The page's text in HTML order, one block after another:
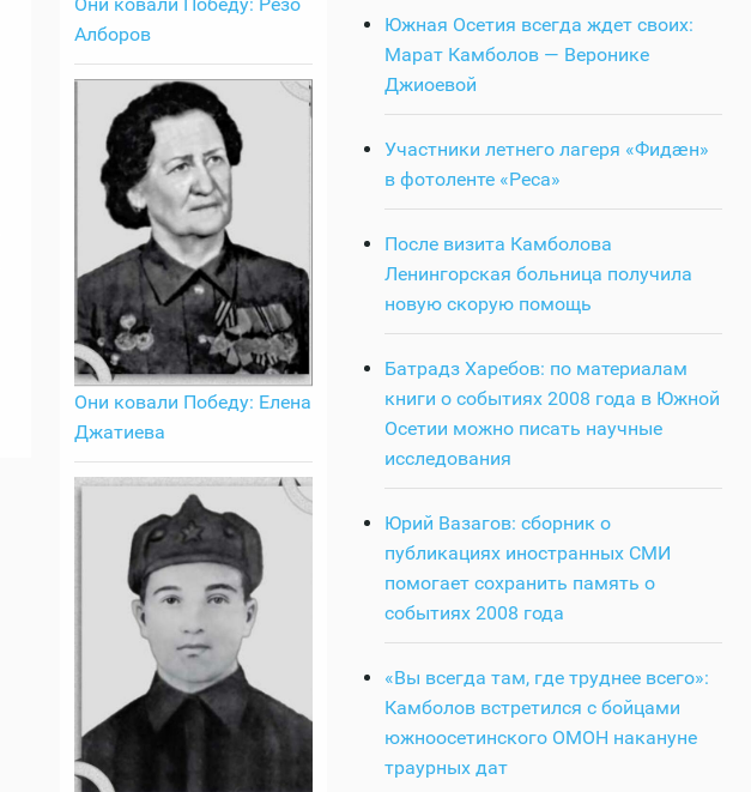
Алборов
Они ковали Победу: Елена
Джатиева
Южная Осетия всегда ждет своих:
Марат Камболов — Веронике
Джиоевой
Участники летнего лагеря «Фидӕн»
в фотоленте «Реса»
После визита Камболова
Ленингорская больница получила
новую скорую помощь
Батрадз Харебов: по материалам
книги о событиях 2008 года в Южной
Осетии можно писать научные
исследования
Юрий Вазагов: сборник о
публикациях иностранных СМИ
помогает сохранить память о
событиях 2008 года
«Вы всегда там, где труднее всего»:
Камболов встретился с бойцами
южноосетинского ОМОН накануне
траурных дат